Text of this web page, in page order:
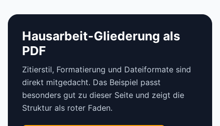
Hausarbeit-Gliederung als
PDF
Zitierstil, Formatierung und Dateiformate sind
direkt mitgedacht. Das Beispiel passt
besonders gut zu dieser Seite und zeigt die
Struktur als roter Faden.